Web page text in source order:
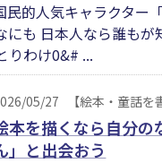
民的人気キャラクター
にも 日本人なら誰もが
りわけ0&# ...
05/27 【絵本・童話を
本を描くなら自分の
」と出会おう